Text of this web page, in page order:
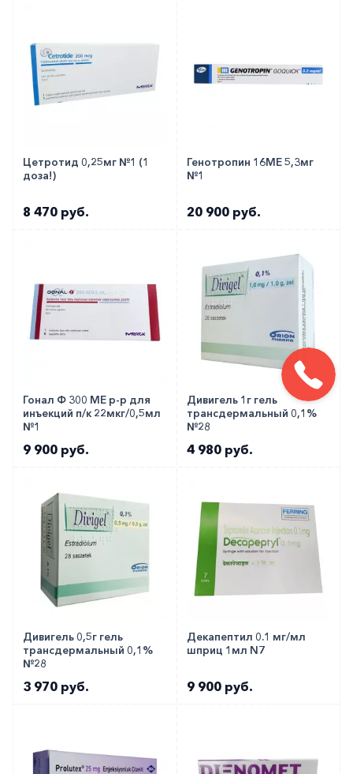
Цетротид 0,25мг №1 (1
доза!)
8 470 руб.
Генотропин 16МЕ 5,3мг
№1
20 900 руб.
Гонал Ф 300 МЕ р-р для
инъекций п/к 22мкг/0,5мл
№1
9 900 руб.
Дивигель 1г гель
трансдермальный 0,1%
№28
4 980 руб.
Дивигель 0,5г гель
трансдермальный 0,1%
№28
3 970 руб.
Декапептил 0.1 мг/мл
шприц 1мл N7
9 900 руб.